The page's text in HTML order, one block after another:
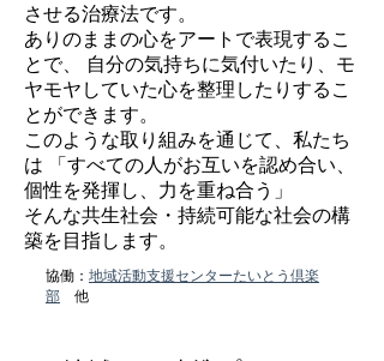
させる治療法です。
ありのままの心をアートで表現するこ
とで、 自分の気持ちに気付いたり、モ
ヤモヤしていた心を整理したりするこ
とができます。
このような取り組みを通じて、私たち
は 「すべての人がお互いを認め合い、
個性を発揮し、力を重ね合う」
そんな共生社会・持続可能な社会の構
築を目指します。
協働： 地域活動支援センターたいとう倶楽
部 他